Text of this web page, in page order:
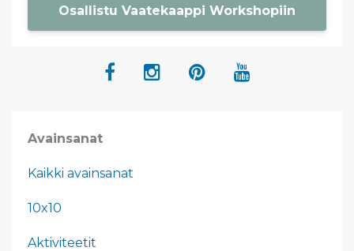
Osallistu Vaatekaappi Workshopiin
Avainsanat
Kaikki avainsanat
10x10
Aktiviteetit